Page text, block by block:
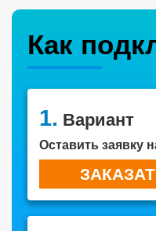
Как
1. Вариант
Оставить заявку